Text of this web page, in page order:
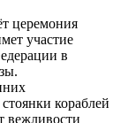
церемония
участие
в
кораблей
вежливости